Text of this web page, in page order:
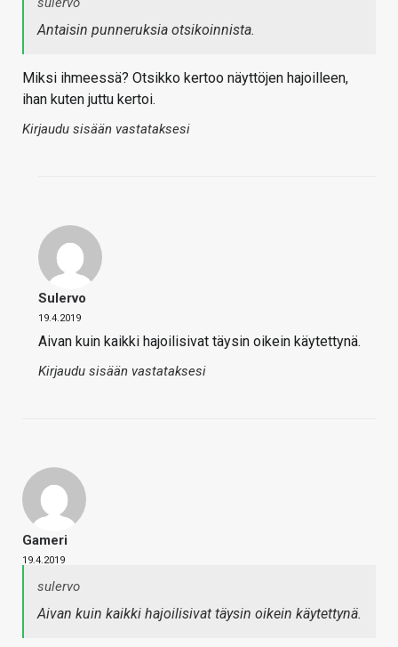
Antaisin punneruksia otsikoinnista.
Miksi ihmeessä? Otsikko kertoo näyttöjen hajoilleen,
ihan kuten juttu kertoi.
Kirjaudu sisään vastataksesi
Sulervo
19.4.2019
Aivan kuin kaikki hajoilisivat täysin oikein käytettynä.
Kirjaudu sisään vastataksesi
Gameri
19.4.2019
sulervo
Aivan kuin kaikki hajoilisivat täysin oikein käytettynä.